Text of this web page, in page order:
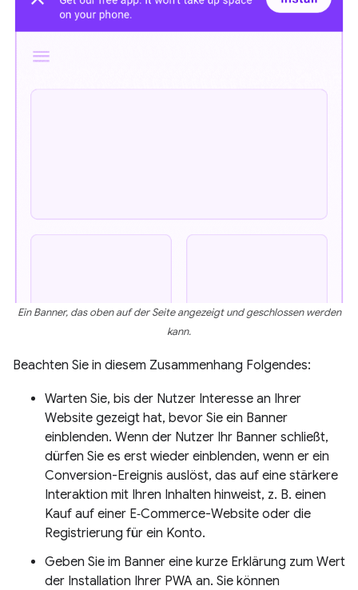
Ein Banner, das oben auf der Seite angezeigt und geschlossen werden
kann.
Beachten Sie in diesem Zusammenhang Folgendes:
Warten Sie, bis der Nutzer Interesse an Ihrer
Website gezeigt hat, bevor Sie ein Banner
einblenden. Wenn der Nutzer Ihr Banner schließt,
dürfen Sie es erst wieder einblenden, wenn er ein
Conversion-Ereignis auslöst, das auf eine stärkere
Interaktion mit Ihren Inhalten hinweist, z. B. einen
Kauf auf einer E‑Commerce-Website oder die
Registrierung für ein Konto.
Geben Sie im Banner eine kurze Erklärung zum Wert
der Installation Ihrer PWA an. Sie können